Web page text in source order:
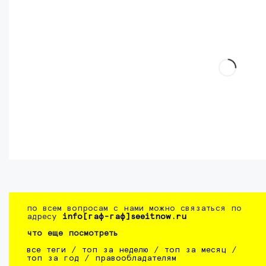
по всем вопросам с нами можно связаться по
адресу info[гаф-гаф]seeitnow.ru
что еще посмотреть
все теги / топ за неделю / топ за месяц /
топ за год / правообладателям